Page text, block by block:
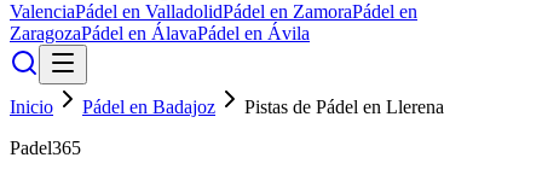
ValenciaPádel en ValladolidPádel en ZamoraPádel en
ZaragozaPádel en ÁlavaPádel en Ávila
Inicio Pádel en Badajoz
Pistas de Pádel en Llerena
Padel365